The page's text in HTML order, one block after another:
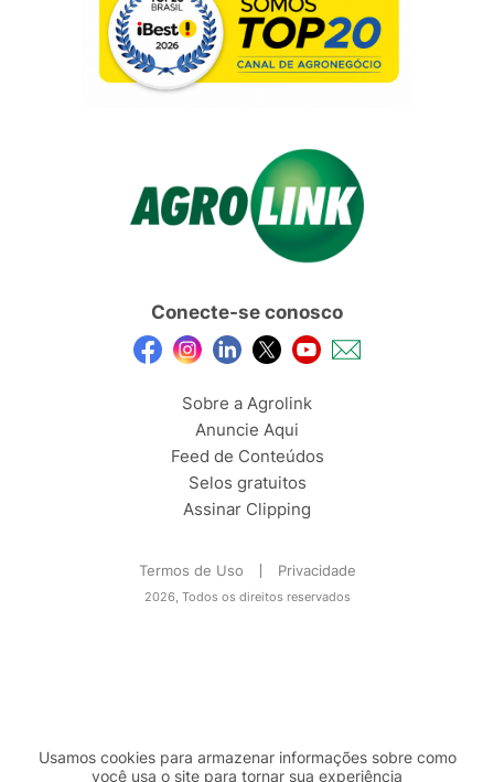
Conecte-se conosco
Sobre a Agrolink
Anuncie Aqui
Feed de Conteúdos
Selos gratuitos
Assinar Clipping
Termos de Uso Privacidade
2026, Todos os direitos reservados
Usamos cookies para armazenar informações sobre como
você usa o site para tornar sua experiência